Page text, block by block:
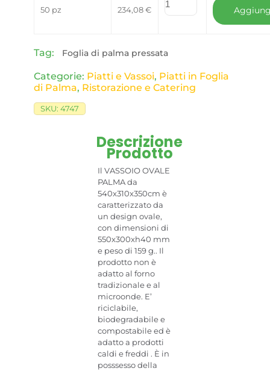
50 pz 234,08€
Tag: Foglia di palma pressata
Categorie: Piatti e Vassoi, Piatti in Foglia
di Palma, Ristorazione e Catering
SKU: 4747
Descrizione
Prodotto
Il VASSOIO OVALE
PALMA da
540x310x350cm è
caratterizzato da
un design ovale,
con dimensioni di
550x300xh40 mm
e peso di 159 g.. Il
prodotto non è
adatto al forno
tradizionale e al
microonde. E’
riciclabile,
biodegradabile e
compostabile ed è
adatto a prodotti
caldi e freddi . È in
posssesso della